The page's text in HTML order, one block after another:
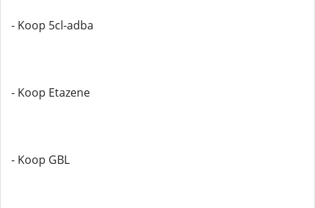
- Koop 5cl-adba
- Koop Etazene
- Koop GBL